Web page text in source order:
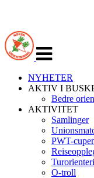
navigasjon
NYHETER
AKTIV I
Bedre
AKTIVITET
Samlinger
PWT-
O-troll